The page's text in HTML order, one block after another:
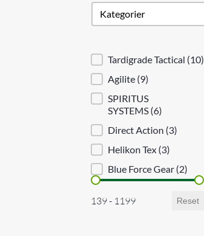
Produkt kategori
Select content
Brand sortering
Tardigrade Tactical (10)
Agilite (9)
SPIRITUS
SYSTEMS (6)
Direct Action (3)
Helikon Tex (3)
Blue Force Gear (2)
Priser
139 - 1199 Reset